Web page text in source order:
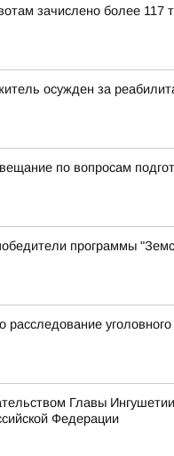
зачислено более 117
осужден за
по вопросам
программы
расследование
Главы
Федерации